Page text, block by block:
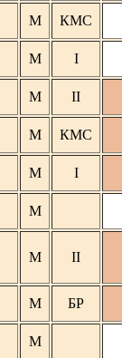
М КМС
М I
М II
М КМС
М I
М
М II
М БР
М